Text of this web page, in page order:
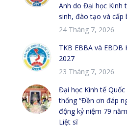
Anh do Đại học Kinh
sinh, đào tạo và cấp
24 Tháng 7, 2026
TKB EBBA và EBDB
2027
23 Tháng 7, 2026
Đại học Kinh tế
thống “Đền ơn đáp
động kỷ niệm 79
Liệt sĩ